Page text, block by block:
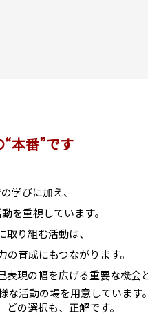
本番”です
学びに加え、
を重視しています。
り組む活動は、
育成にもつながります。
現の幅を広げる重要な機会
活動の場を用意しています。
の選択も、正解です。